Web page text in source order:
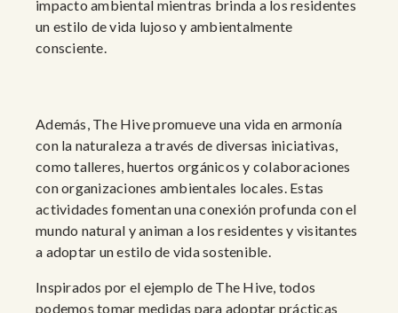
impacto ambiental mientras brinda a los residentes
un estilo de vida lujoso y ambientalmente
consciente.
Además, The Hive promueve una vida en armonía
con la naturaleza a través de diversas iniciativas,
como talleres, huertos orgánicos y colaboraciones
con organizaciones ambientales locales. Estas
actividades fomentan una conexión profunda con el
mundo natural y animan a los residentes y visitantes
a adoptar un estilo de vida sostenible.
Inspirados por el ejemplo de The Hive, todos
podemos tomar medidas para adoptar prácticas